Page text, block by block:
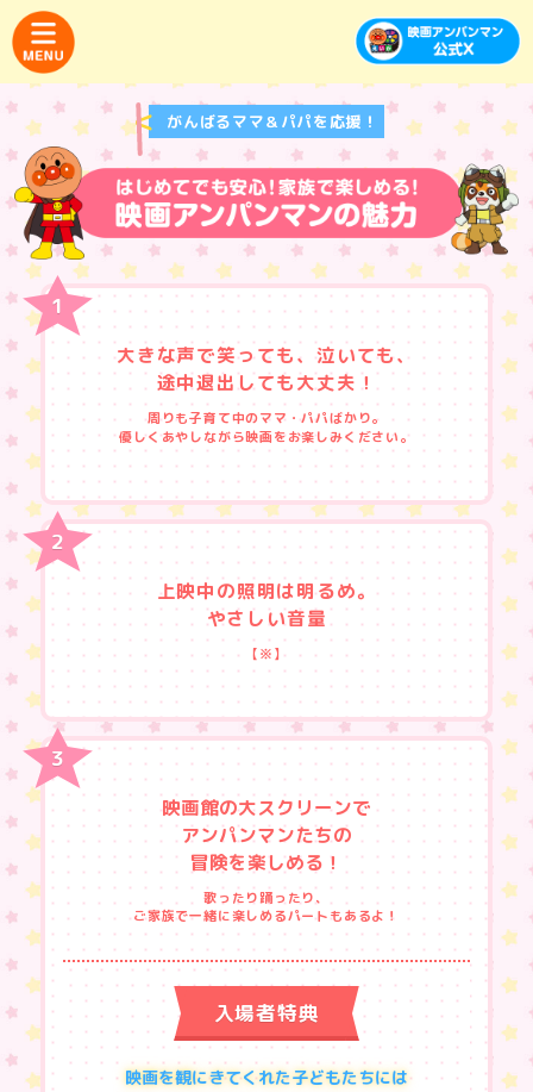
がんばるママ＆パパを応援！
大きな声で笑っても、泣いても、
途中退出しても大丈夫！
周りも子育て中のママ・パパばかり。
優しくあやしながら映画をお楽しみください。
上映中の照明は明るめ。
やさしい音量
【※】
映画館の大スクリーンで
アンパンマンたちの
冒険を楽しめる！
歌ったり踊ったり、
ご家族で一緒に楽しめるパートもあるよ！
入場者特典
映画を観にきてくれた子どもたちには